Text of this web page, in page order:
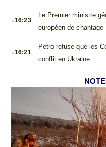
.16:23
Le Premier ministre
européen de chantage
.16:21
Petro refuse que les
conflit en Ukraine